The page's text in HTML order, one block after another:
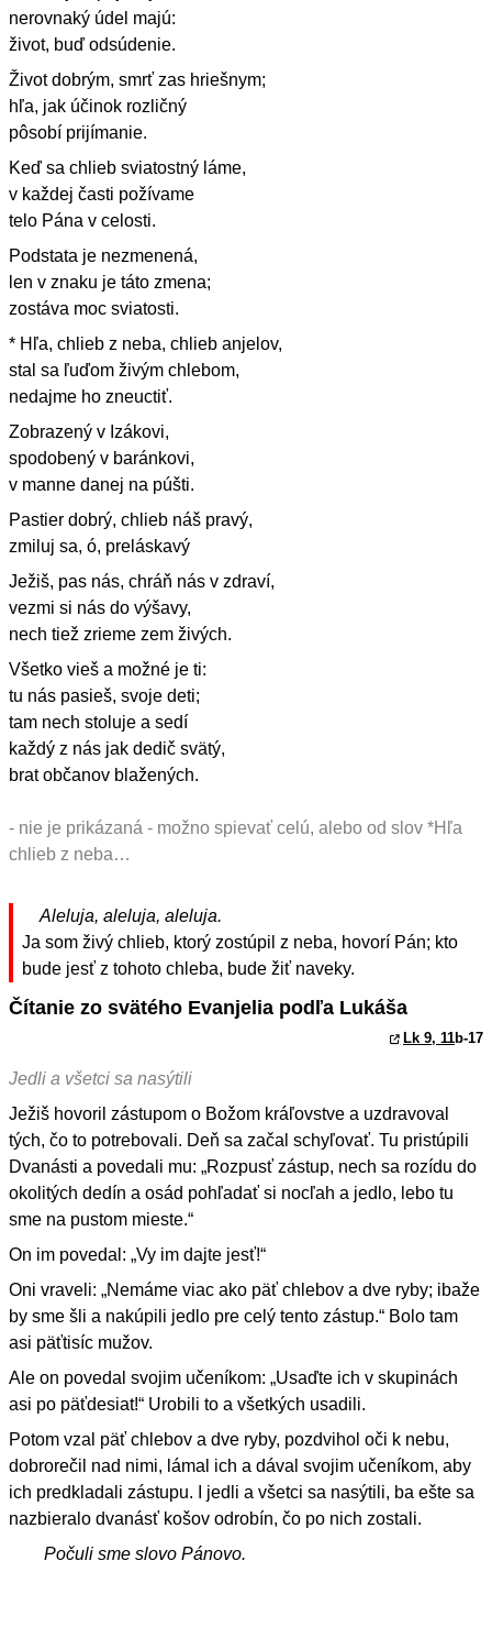
nerovnaký údel majú:
život, buď odsúdenie.
Život dobrým, smrť zas hriešnym;
hľa, jak účinok rozličný
pôsobí prijímanie.
Keď sa chlieb sviatostný láme,
v každej časti požívame
telo Pána v celosti.
Podstata je nezmenená,
len v znaku je táto zmena;
zostáva moc sviatosti.
* Hľa, chlieb z neba, chlieb anjelov,
stal sa ľuďom živým chlebom,
nedajme ho zneuctiť.
Zobrazený v Izákovi,
spodobený v baránkovi,
v manne danej na púšti.
Pastier dobrý, chlieb náš pravý,
zmiluj sa, ó, preláskavý
Ježiš, pas nás, chráň nás v zdraví,
vezmi si nás do výšavy,
nech tiež zrieme zem živých.
Všetko vieš a možné je ti:
tu nás pasieš, svoje deti;
tam nech stoluje a sedí
každý z nás jak dedič svätý,
brat občanov blažených.
- nie je prikázaná - možno spievať celú, alebo od slov *Hľa
chlieb z neba…
Aleluja, aleluja, aleluja.
Ja som živý chlieb, ktorý zostúpil z neba, hovorí Pán; kto
bude jesť z tohoto chleba, bude žiť naveky.
Čítanie zo svätého Evanjelia podľa Lukáša
Lk 9, 11b-17
Jedli a všetci sa nasýtili
Ježiš hovoril zástupom o Božom kráľovstve a uzdravoval
tých, čo to potrebovali. Deň sa začal schyľovať. Tu pristúpili
Dvanásti a povedali mu: „Rozpusť zástup, nech sa rozídu do
okolitých dedín a osád pohľadať si nocľah a jedlo, lebo tu
sme na pustom mieste.“
On im povedal: „Vy im dajte jesť!“
Oni vraveli: „Nemáme viac ako päť chlebov a dve ryby; ibaže
by sme šli a nakúpili jedlo pre celý tento zástup.“ Bolo tam
asi päťtisíc mužov.
Ale on povedal svojim učeníkom: „Usaďte ich v skupinách
asi po päťdesiat!“ Urobili to a všetkých usadili.
Potom vzal päť chlebov a dve ryby, pozdvihol oči k nebu,
dobrorečil nad nimi, lámal ich a dával svojim učeníkom, aby
ich predkladali zástupu. I jedli a všetci sa nasýtili, ba ešte sa
nazbieralo dvanásť košov odrobín, čo po nich zostali.
Počuli sme slovo Pánovo.